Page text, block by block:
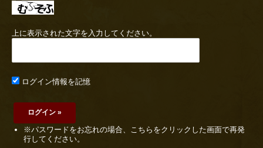
上に表示された文字を入力してください。
ログイン情報を記憶
※パスワードをお忘れの場合、こちらをクリックした画面で再発
行してください。